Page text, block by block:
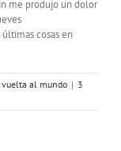
me produjo un dolor
cosas en
vuelta al mundo | 3